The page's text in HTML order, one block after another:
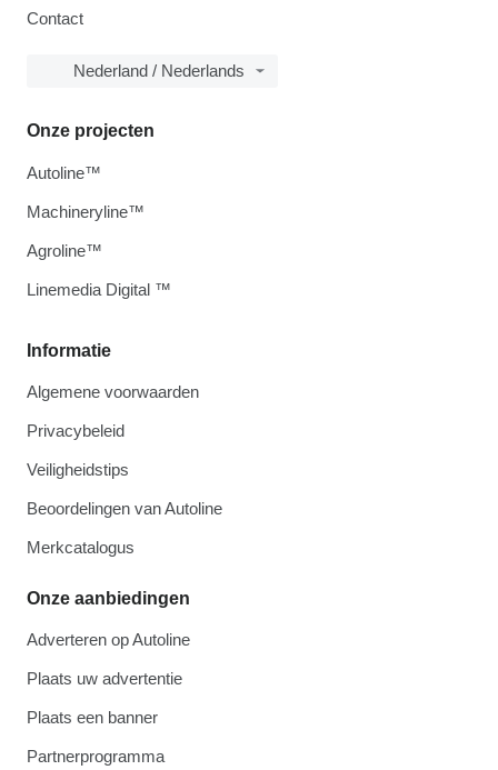
Contact
Nederland / Nederlands
Informatie
Algemene voorwaarden
Privacybeleid
Veiligheidstips
Beoordelingen van Autoline
Merkcatalogus
Onze aanbiedingen
Adverteren op Autoline
Plaats uw advertentie
Plaats een banner
Partnerprogramma
Onze projecten
Autoline™
Machineryline™
Agroline™
Linemedia Digital ™